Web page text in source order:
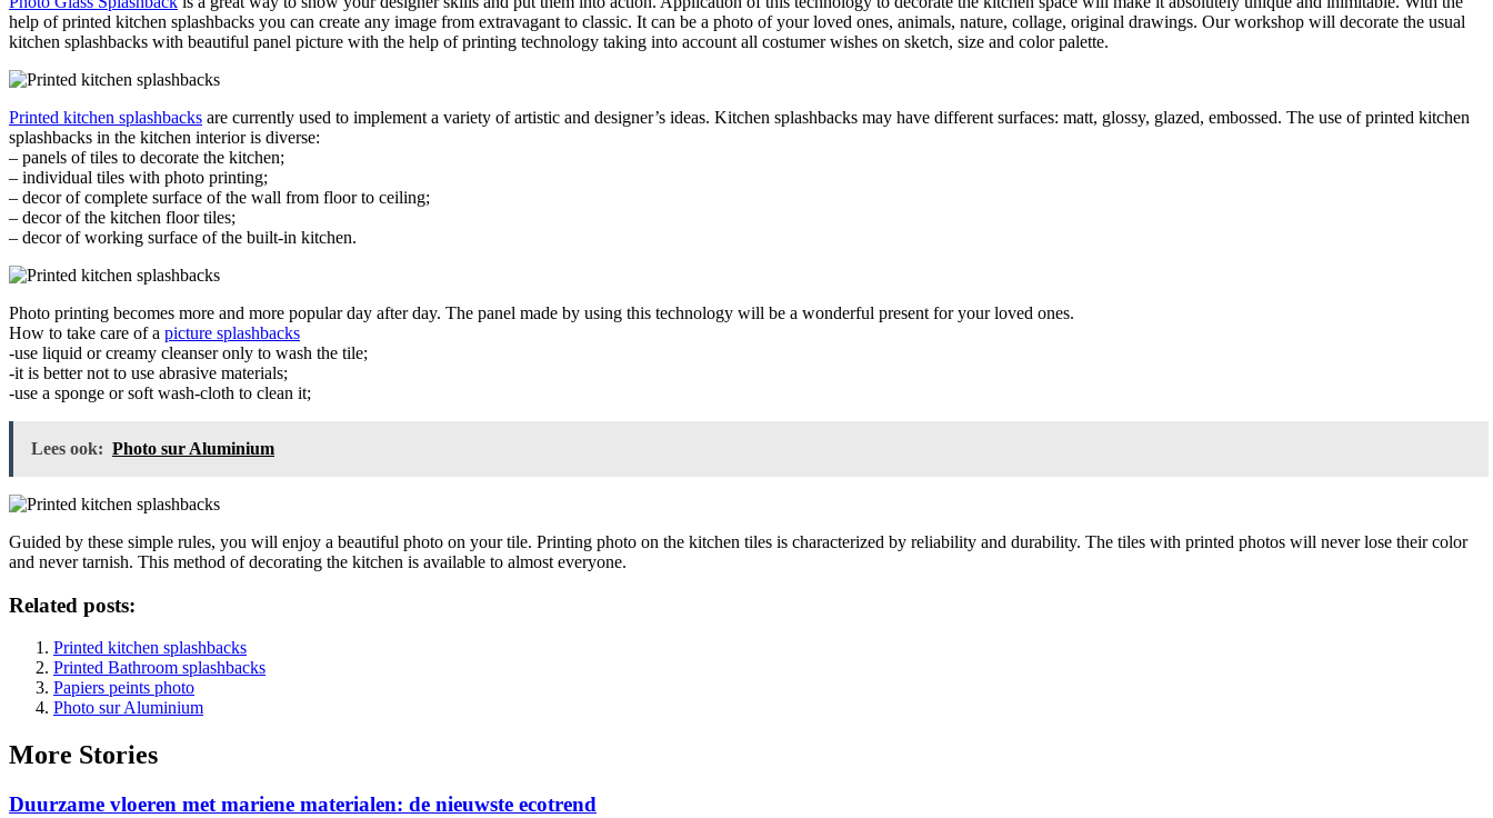
help of printed kitchen splashbacks you can create any image from extravagant to classic. It can be a photo of your loved ones, animals, nature, collage, original drawings. Our workshop will decorate the usual
kitchen splashbacks with beautiful panel picture with the help of printing technology taking into account all costumer wishes on sketch, size and color palette.
Printed kitchen splashbacks are currently used to implement a variety of artistic and designer’s ideas. Kitchen splashbacks may have different surfaces: matt, glossy, glazed, embossed. The use of printed kitchen
splashbacks in the kitchen interior is diverse:
– panels of tiles to decorate the kitchen;
– individual tiles with photo printing;
– decor of complete surface of the wall from floor to ceiling;
– decor of the kitchen floor tiles;
– decor of working surface of the built-in kitchen.
Photo printing becomes more and more popular day after day. The panel made by using this technology will be a wonderful present for your loved ones.
How to take care of a picture splashbacks
-use liquid or creamy cleanser only to wash the tile;
-it is better not to use abrasive materials;
-use a sponge or soft wash-cloth to clean it;
Lees ook: Photo sur Aluminium
Guided by these simple rules, you will enjoy a beautiful photo on your tile. Printing photo on the kitchen tiles is characterized by reliability and durability. The tiles with printed photos will never lose their color
and never tarnish. This method of decorating the kitchen is available to almost everyone.
Related posts:
Printed kitchen splashbacks
Printed Bathroom splashbacks
Papiers peints photo
Photo sur Aluminium
More Stories
Duurzame vloeren met mariene materialen: de nieuwste ecotrend